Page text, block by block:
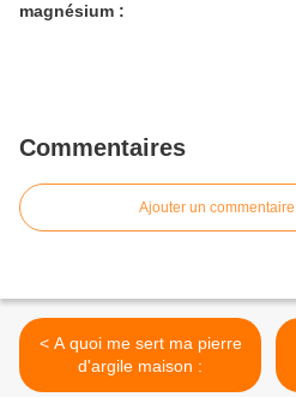
magnésium :
Commentaires
Ajouter un commentaire
< A quoi me sert ma pierre
d'argile maison :